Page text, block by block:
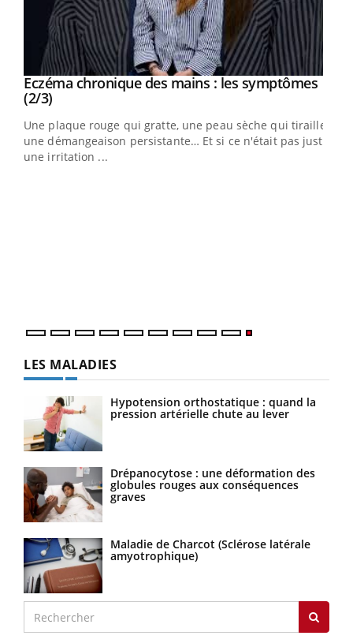
Youtube
Eczéma chronique des mains : les symptômes
(2/3)Youtube
Une plaque rouge qui gratte, une peau sèche qui tiraille,
une démangeaison persistante… Et si ce n'était pas juste
une irritation ...
LES MALADIES
Hypotension orthostatique : quand la
pression artérielle chute au lever
Drépanocytose : une déformation des
globules rouges aux conséquences
graves
Maladie de Charcot (Sclérose latérale
amyotrophique)